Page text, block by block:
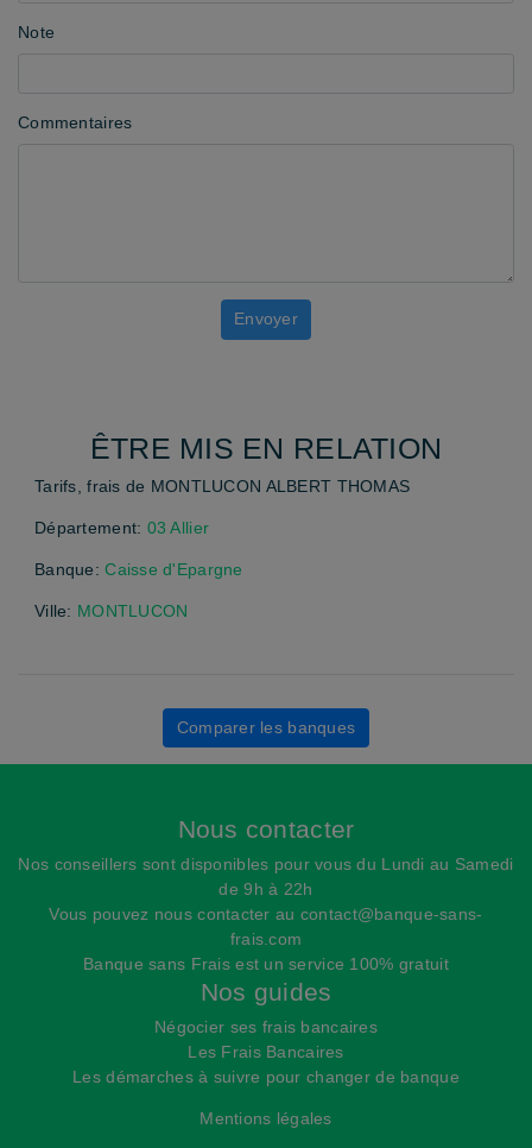
ÊTRE MIS EN RELATION
Tarifs, frais de MONTLUCON ALBERT THOMAS
Département: 03 Allier
Banque:Caisse d'Epargne
Ville: MONTLUCON
Comparer les banques
Note
Commentaires
Nous contacter
Nos conseillers sont disponibles pour vous du Lundi au Samedi
de 9h à 22h
Vous pouvez nous contacter au contact@banque-sans-
frais.com
Banque sans Frais est un service 100% gratuit
Nos guides
Négocier ses frais bancaires
Les Frais Bancaires
Les démarches à suivre pour changer de banque
Mentions légales